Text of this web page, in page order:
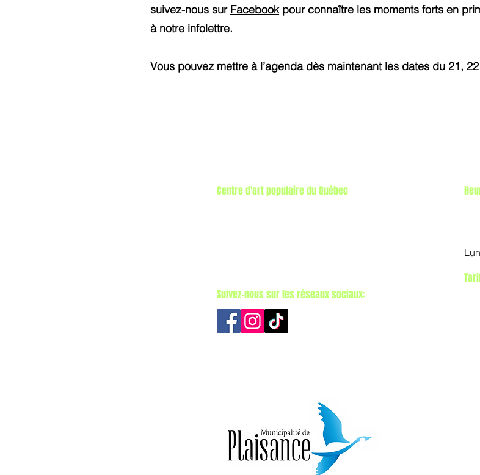
suivez-nous sur Facebookpour connaître les moments forts en
à notre infolettre.
Vous pouvez mettre à l’agenda dès maintenant les dates du 21,
Centre d'art populaire du Québec
Suivez-nous sur les réseaux sociaux: